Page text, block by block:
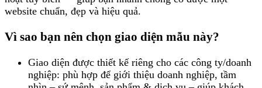
website chuẩn, đẹp và hiệu quả.
Vì sao bạn nên chọn giao diện mẫu này?
Giao diện được thiết kế riêng cho các công ty/doanh
nghiệp: phù hợp để giới thiệu doanh nghiệp, tầm